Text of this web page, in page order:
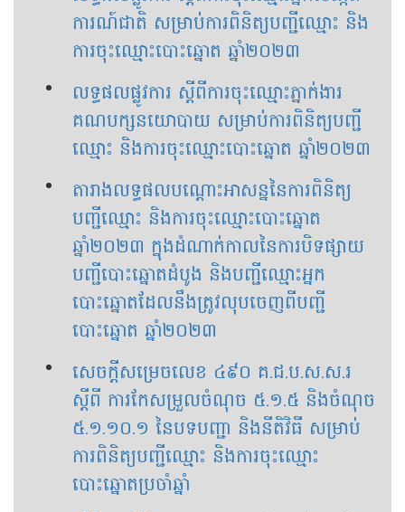
ការណ៍ជាតិ សម្រាប់ការពិនិត្យបញ្ជីឈ្មោះ និង
ការចុះឈ្មោះបោះឆ្នោត ឆ្នាំ២០២៣
លទ្ធផលផ្លូវការ ស្ដីពីការចុះឈ្មោះភ្នាក់ងារ
គណបក្សនយោបាយ សម្រាប់ការពិនិត្យបញ្ជី
ឈ្មោះ និងការចុះឈ្មោះបោះឆ្នោត ឆ្នាំ២០២៣
តារាងលទ្ធផលបណ្តោះអាសន្ននៃការពិនិត្យ
បញ្ជីឈ្មោះ និងការចុះឈ្មោះបោះឆ្នោត
ឆ្នាំ២០២៣ ក្នុងដំណាក់កាលនៃការបិទផ្សាយ
បញ្ជីបោះឆ្នោតដំបូង និងបញ្ជីឈ្មោះអ្នក
បោះឆ្នោតដែលនឹងត្រូវលុបចេញពីបញ្ជី
បោះឆ្នោត ឆ្នាំ២០២៣
សេចក្តីសម្រេចលេខ ៤៩០ គ.ជ.ប.ស.ស.រ
ស្តីពី ការកែសម្រួលចំណុច ៥.១.៥ និងចំណុច
៥.១.១០.១ នៃបទបញ្ជា និងនីតិវិធី សម្រាប់
ការពិនិត្យបញ្ជីឈ្មោះ និងការចុះឈ្មោះ
បោះឆ្នោតប្រចាំឆ្នាំ